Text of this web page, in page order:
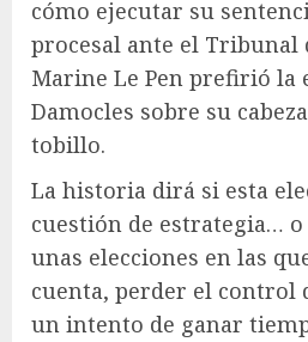
cómo ejecutar su
procesal ante el Tribunal
Marine Le Pen prefirió la
Damocles sobre su
tobillo.
La historia dirá si esta
cuestión de estrategia…
unas elecciones en las
cuenta, perder el control
un intento de ganar